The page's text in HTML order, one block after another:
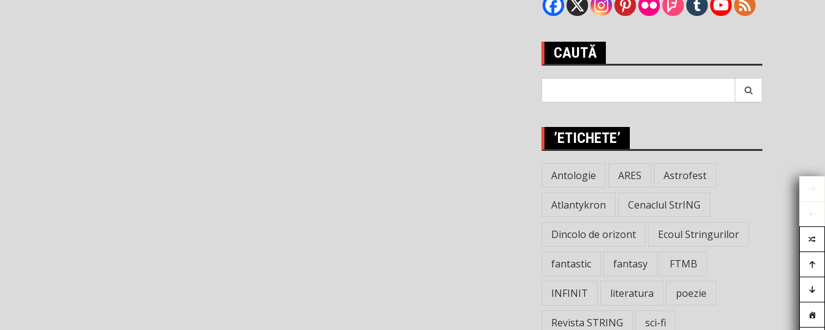
CAUTĂ
’ETICHETE’
Antologie ARES Astrofest
Atlantykron Cenaclul StrING
Dincolo de orizont Ecoul Stringurilor
fantastic fantasy FTMB
INFINIT literatura poezie
Revista STRING sci-fi